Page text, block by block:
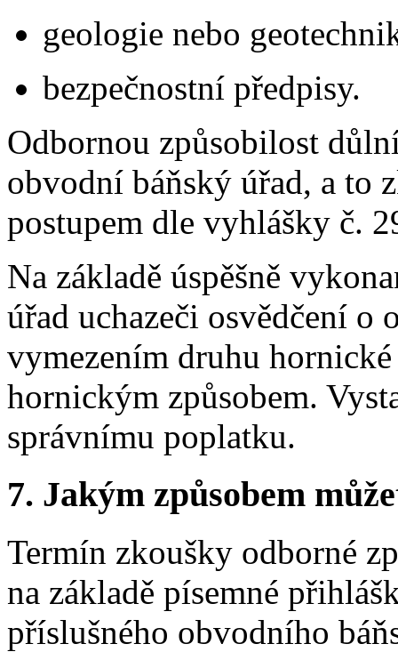
geologie nebo
bezpečnostní předpisy.
Odbornou způsobilost
obvodní báňský úřad, a to
postupem dle vyhlášky č.
Na základě úspěšně
úřad uchazeči osvědčení o
vymezením druhu
hornickým způsobem.
správnímu poplatku.
7. Jakým způsobem
Termín zkoušky odborné
na základě písemné
příslušného obvodního